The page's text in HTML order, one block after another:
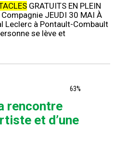
GRATUITS EN PLEIN
JEUDI 30 MAI À
Leclerc à Pontault-Combault
se lève et
63%
rencontre
et d’une